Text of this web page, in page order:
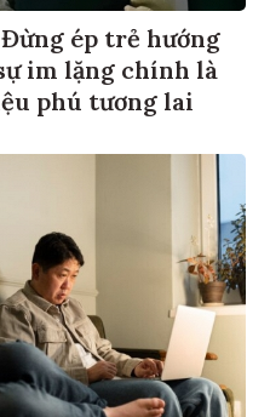
ép trẻ hướng
im lặng chính là
phú tương lai